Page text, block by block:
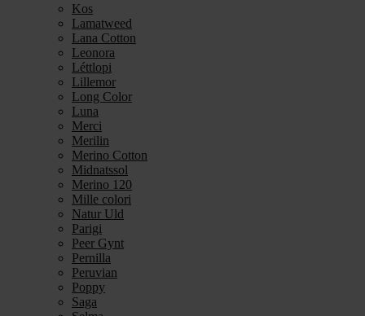
Kos
Lamatweed
Lana Cotton
Leonora
Léttlopi
Lillemor
Long Color
Luna
Merci
Merilin
Merino Cotton
Midnatssol
Merino 120
Mille colori
Natur Uld
Parigi
Peer Gynt
Pernilla
Peruvian
Poppy
Saga